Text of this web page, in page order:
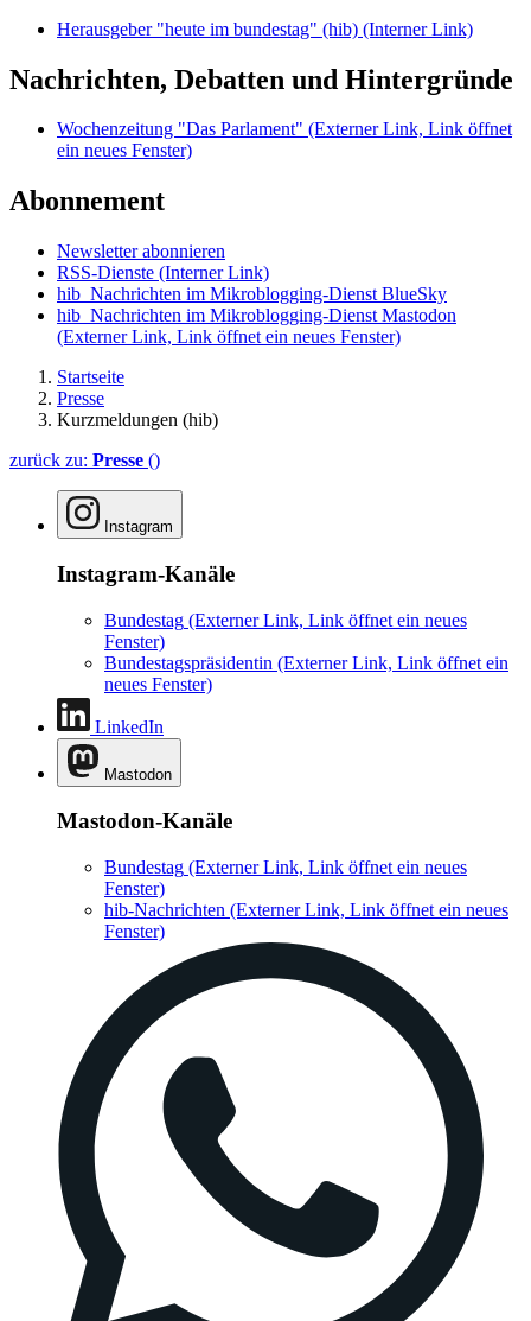
Herausgeber "heute im bundestag" (hib) (Interner Link)
Nachrichten, Debatten und Hintergründe
Wochenzeitung "Das Parlament" (Externer Link, Link öffnet
ein neues Fenster)
Abonnement
Newsletter abonnieren
RSS-Dienste (Interner Link)
hib_Nachrichten im Mikroblogging-Dienst BlueSky
hib_Nachrichten im Mikroblogging-Dienst Mastodon
(Externer Link, Link öffnet ein neues Fenster)
Startseite
Presse
Kurzmeldungen (hib)
zurück zu: Presse ()
Instagram
Instagram-Kanäle
Bundestag (Externer Link, Link öffnet ein neues
Fenster)
Bundestagspräsidentin (Externer Link, Link öffnet ein
neues Fenster)
LinkedIn
Mastodon
Mastodon-Kanäle
Bundestag (Externer Link, Link öffnet ein neues
Fenster)
hib-Nachrichten (Externer Link, Link öffnet ein neues
Fenster)